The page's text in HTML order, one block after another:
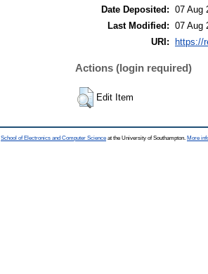
Date Deposited: 07 Aug
Last Modified: 07 Aug
URI:
https://
Actions (login required)
Edit Item
School of Electronics and Computer Science at the University of Southampton. More